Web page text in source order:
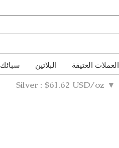
سبائك البلاتين العملات العتيقة
Silver : $61.62 USD/oz ▼